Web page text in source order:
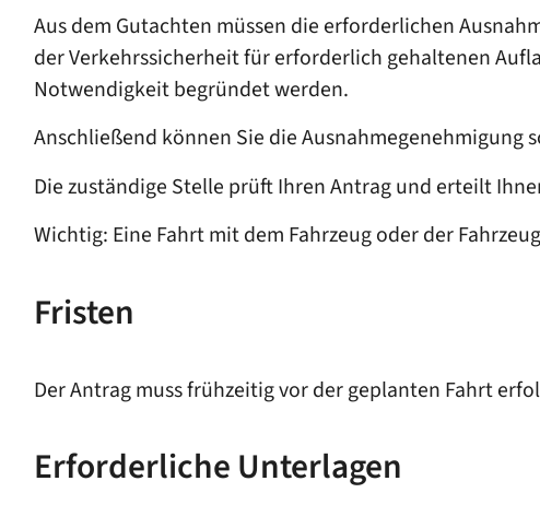
Aus dem Gutachten müssen die erforderlichen
der Verkehrssicherheit für erforderlich gehaltenen
Notwendigkeit begründet werden.
Anschließend können Sie die Ausnahmegenehmigung
Die zuständige Stelle prüft Ihren Antrag und erteilt
Wichtig: Eine Fahrt mit dem Fahrzeug oder der
Fristen
Der Antrag muss frühzeitig vor der geplanten Fahrt
Erforderliche Unterlagen